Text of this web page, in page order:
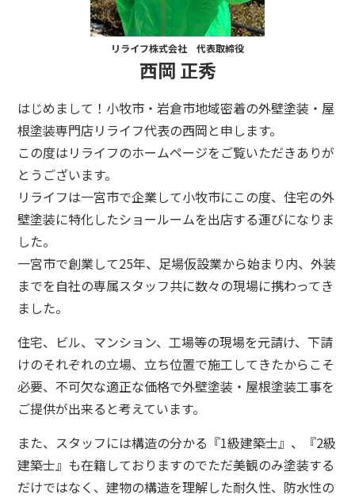
リライフ株式会社 代表取締役
西岡 正秀
はじめまして！小牧市・岩倉市地域密着の外壁塗装・屋
根塗装専門店リライフ代表の西岡と申します。
この度はリライフのホームページをご覧いただきありが
とうございます。
リライフは一宮市で企業して小牧市にこの度、住宅の外
壁塗装に特化したショールームを出店する運びになりま
した。
一宮市で創業して25年、足場仮設業から始まり内、外装
までを自社の専属スタッフ共に数々の現場に携わってき
ました。
住宅、ビル、マンション、工場等の現場を元請け、下請
けのそれぞれの立場、立ち位置で施工してきたからこそ
必要、不可欠な適正な価格で外壁塗装・屋根塗装工事を
ご提供が出来ると考えています。
また、スタッフには構造の分かる『1級建築士』、『2級
建築士』も在籍しておりますのでただ美観のみ塗装する
だけではなく、建物の構造を理解した耐久性、防水性の